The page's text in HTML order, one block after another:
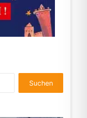
nach: